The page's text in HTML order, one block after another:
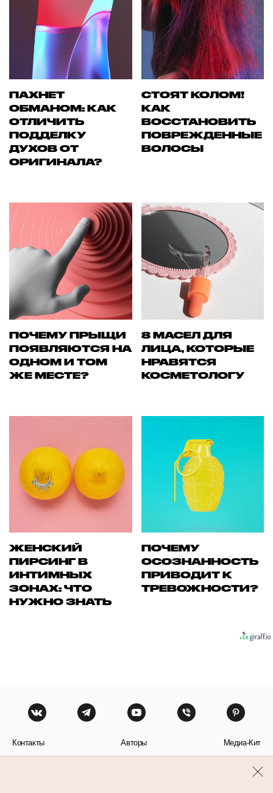
ПАХНЕТ
ОБМАНОМ: КАК
ОТЛИЧИТЬ
ПОДДЕЛКУ
ДУХОВ ОТ
ОРИГИНАЛА?
СТОЯТ КОЛОМ!
КАК
ВОССТАНОВИТЬ
ПОВРЕЖДЕННЫЕ
ВОЛОСЫ
ПОЧЕМУ ПРЫЩИ
ПОЯВЛЯЮТСЯ НА
ОДНОМ И ТОМ
ЖЕ МЕСТЕ?
8 МАСЕЛ ДЛЯ
ЛИЦА, КОТОРЫЕ
НРАВЯТСЯ
КОСМЕТОЛОГУ
ЖЕНСКИЙ
ПИРСИНГ В
ИНТИМНЫХ
ЗОНАХ: ЧТО
НУЖНО ЗНАТЬ
ПОЧЕМУ
ОСОЗНАННОСТЬ
ПРИВОДИТ К
ТРЕВОЖНОСТИ?
Контакты Авторы Медиа-Кит